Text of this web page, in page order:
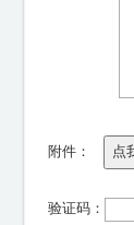
附件：
验证码：